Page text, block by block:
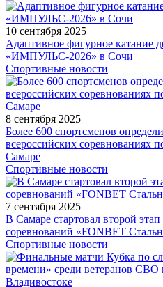
10 сентября 2025
Адаптивное фигурное катание
«ИМПУЛЬС-2026» в Сочи
Спортивные новости
8 сентября 2025
Более 600 спортсменов
всероссийских соревнованиях
Самаре
Спортивные новости
7 сентября 2025
В Самаре стартовал второй
соревнований «FONBET
Спортивные новости